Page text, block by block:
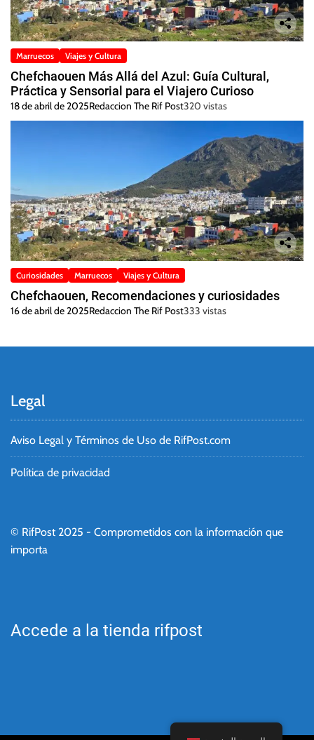
Marruecos Viajes y Cultura
Chefchaouen Más Allá del Azul: Guía Cultural,
Práctica y Sensorial para el Viajero Curioso
18 de abril de 2025Redaccion The Rif Post320 vistas
Curiosidades Marruecos Viajes y Cultura
Chefchaouen, Recomendaciones y curiosidades
16 de abril de 2025Redaccion The Rif Post333 vistas
Legal
Aviso Legal y Términos de Uso de RifPost.com
Política de privacidad
© RifPost 2025 - Comprometidos con la información que
importa
Accede a la tienda rifpost